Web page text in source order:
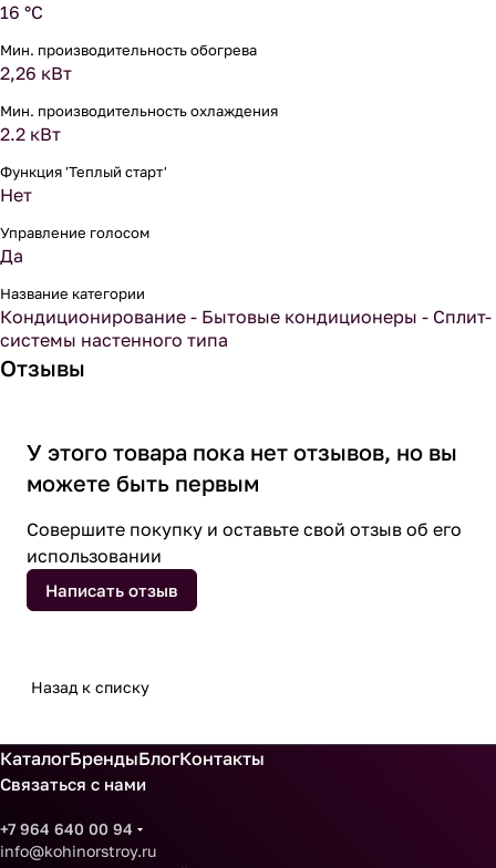
16 °С
Мин. производительность обогрева
2,26 кВт
Мин. производительность охлаждения
2.2 кВт
Функция 'Теплый старт'
Нет
Управление голосом
Да
Название категории
Кондиционирование - Бытовые кондиционеры - Сплит-
системы настенного типа
Отзывы
У этого товара пока нет отзывов, но вы
можете быть первым
Совершите покупку и оставьте свой отзыв об его
использовании
Написать отзыв
Назад к списку
КаталогБрендыБлогКонтакты
Связаться с нами
+7 964 640 00 94
info@kohinorstroy.ru